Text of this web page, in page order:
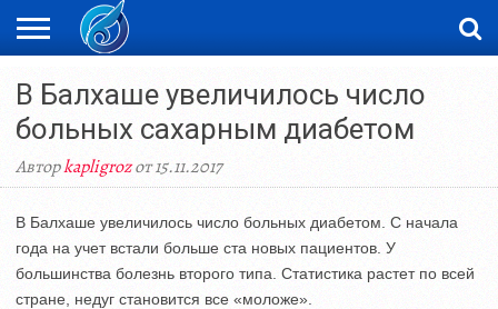
ЖАҢАЛЫҚТАР
НОВОСТИ
ВИДЕО
ФОТОРЕПОРТАЖИ
ОРКЕН
В Балхаше увеличилось число
больных сахарным диабетом
Авторkapligrozот 15.11.2017
В Балхаше увеличилось число больных диабетом. С начала
года на учет встали больше ста новых пациентов. У
большинства болезнь второго типа. Статистика растет по всей
стране, недуг становится все «моложе».